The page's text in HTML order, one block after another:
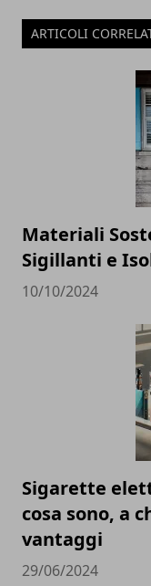
ARTICOLI
Materiali
Sigillanti e
10/10/2024
Sigarette
cosa sono, a
vantaggi
29/06/2024